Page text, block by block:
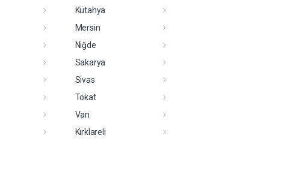
Kütahya
Mersin
Niğde
Sakarya
Sivas
Tokat
Van
Kırklareli